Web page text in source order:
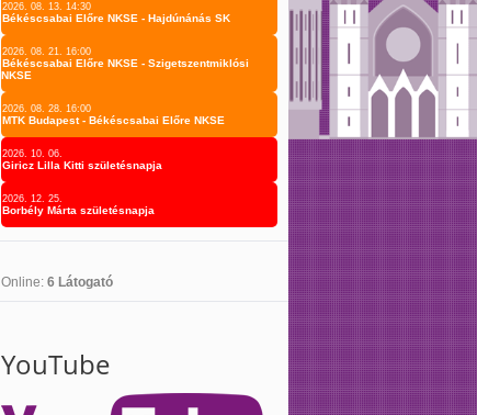
2026. 08. 13. 14:30
Békéscsabai Előre NKSE - Hajdúnánás SK
2026. 08. 21. 16:00
Békéscsabai Előre NKSE - Szigetszentmiklósi
NKSE
2026. 08. 28. 16:00
MTK Budapest - Békéscsabai Előre NKSE
2026. 10. 06.
Giricz Lilla Kitti születésnapja
2026. 12. 25.
Borbély Márta születésnapja
Online: 6 Látogató
YouTube